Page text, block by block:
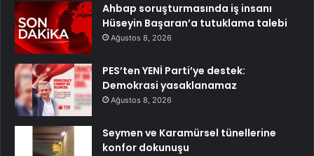
Ahbap soruşturmasında iş insanı
Hüseyin Başaran’a tutuklama talebi
Ağustos 8, 2026
PES’ten YENİ Parti’ye destek:
Demokrasi yasaklanamaz
Ağustos 8, 2026
Seymen ve Karamürsel tünellerine
konfor dokunuşu